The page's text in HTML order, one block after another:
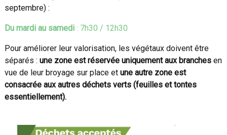
septembre) :
Du mardi au samedi: 7h30 / 12h30
Pour améliorer leur valorisation, les végétaux doivent être
séparés : une zone est réservée uniquement aux branchesen
vue de leur broyage sur place et une autre zone est
consacrée aux autres déchets verts (feuilles et tontes
essentiellement).